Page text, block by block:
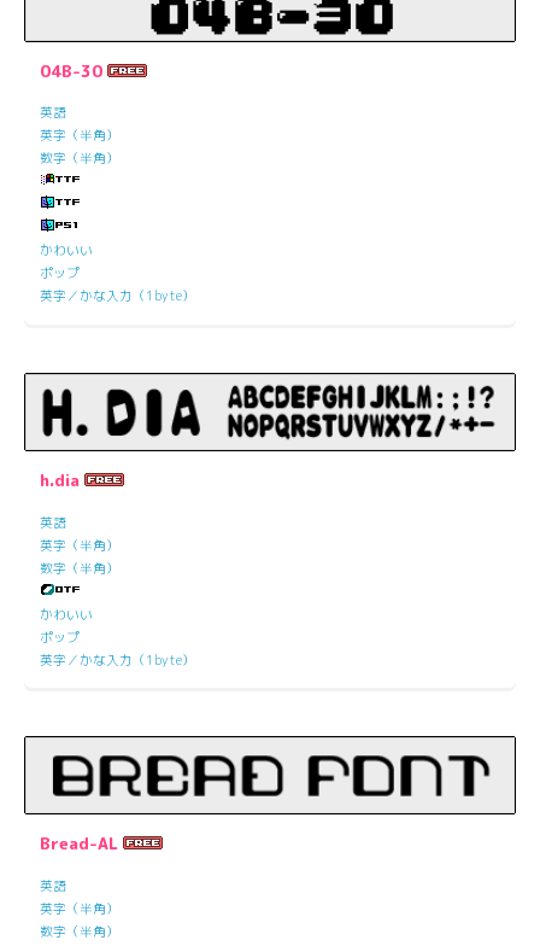
04B-30
英語
英字（半角）
数字（半角）
かわいい
ポップ
英字／かな入力（1byte）
h.dia
英語
英字（半角）
数字（半角）
かわいい
ポップ
英字／かな入力（1byte）
Bread-AL
英語
英字（半角）
数字（半角）